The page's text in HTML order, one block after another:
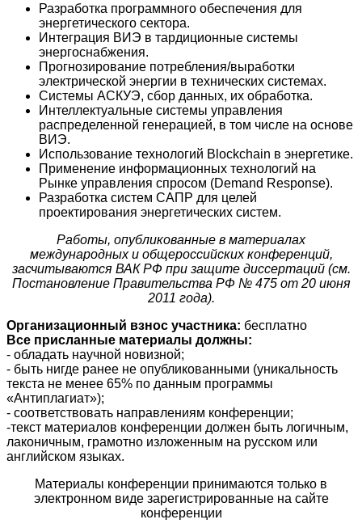
Разработка программного обеспечения для
энергетического сектора.
Интеграция ВИЭ в тардиционные системы
энергоснабжения.
Прогнозирование потребления/выработки
электрической энергии в технических системах.
Системы АСКУЭ, сбор данных, их обработка.
Интеллектуальные системы управления
распределенной генерацией, в том числе на основе
ВИЭ.
Использование технологий Blockchain в энергетике.
Применение информационных технологий на
Рынке управления спросом (Demand Response).
Разработка систем САПР для целей
проектирования энергетических систем.
Работы, опубликованные в материалах
международных и общероссийских конференций,
засчитываются ВАК РФ при защите диссертаций (см.
Постановление Правительства РФ № 475 от 20 июня
2011 года).
Организационный взнос участника: бесплатно
Все присланные материалы должны:
- обладать научной новизной;
- быть нигде ранее не опубликованными (уникальность
текста не менее 65% по данным программы
«Антиплагиат»);
- соответствовать направлениям конференции;
-текст материалов конференции должен быть логичным,
лаконичным, грамотно изложенным на русском или
английском языках.
Материалы конференции принимаются только в
электронном виде зарегистрированные на сайте
конференции